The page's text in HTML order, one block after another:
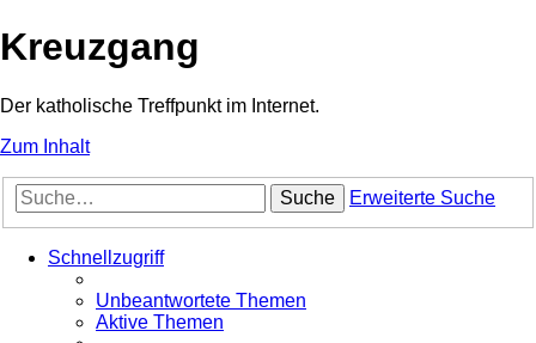
Kreuzgang
Der katholische Treffpunkt im Internet.
Zum Inhalt
Suche Erweiterte Suche
Schnellzugriff
Unbeantwortete Themen
Aktive Themen